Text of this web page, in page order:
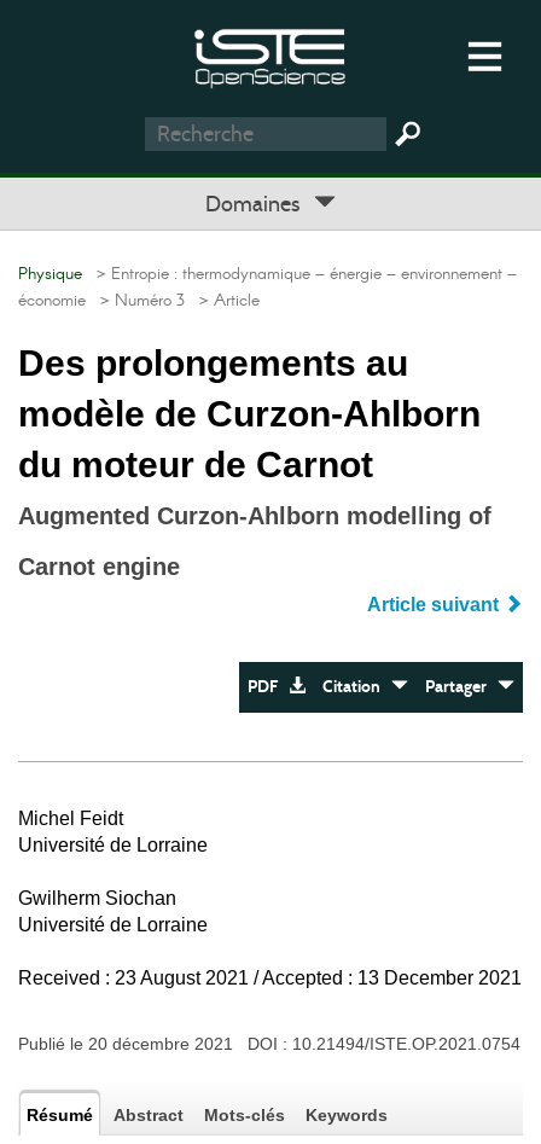
Domaines
Physique > Entropie : thermodynamique – énergie – environnement –
économie > Numéro 3 > Article
Des prolongements au
modèle de Curzon-Ahlborn
du moteur de Carnot
Augmented Curzon-Ahlborn modelling of
Carnot engine
Article suivant
PDF Citation Partager
Michel Feidt
Université de Lorraine
Gwilherm Siochan
Université de Lorraine
Received : 23 August 2021 / Accepted : 13 December 2021
Publié le 20 décembre 2021 DOI : 10.21494/ISTE.OP.2021.0754
Résumé Abstract Mots-clés Keywords